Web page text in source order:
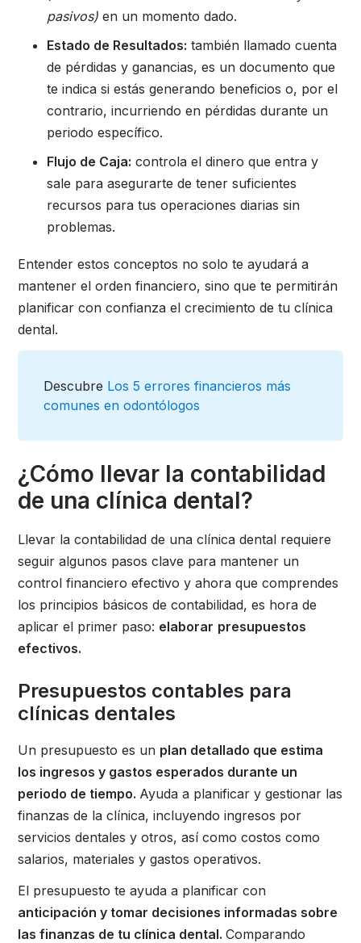
pasivos) en un momento dado.
Estado de Resultados: también llamado cuenta
de pérdidas y ganancias, es un documento que
te indica si estás generando beneficios o, por el
contrario, incurriendo en pérdidas durante un
periodo específico.
Flujo de Caja: controla el dinero que entra y
sale para asegurarte de tener suficientes
recursos para tus operaciones diarias sin
problemas.
Entender estos conceptos no solo te ayudará a
mantener el orden financiero, sino que te permitirán
planificar con confianza el crecimiento de tu clínica
dental.
Descubre Los 5 errores financieros más
comunes en odontólogos
¿Cómo llevar la contabilidad
de una clínica dental?
Llevar la contabilidad de una clínica dental requiere
seguir algunos pasos clave para mantener un
control financiero efectivo y ahora que comprendes
los principios básicos de contabilidad, es hora de
aplicar el primer paso: elaborar presupuestos
efectivos.
Presupuestos contables para
clínicas dentales
Un presupuesto es un plan detallado que estima
los ingresos y gastos esperados durante un
periodo de tiempo. Ayuda a planificar y gestionar las
finanzas de la clínica, incluyendo ingresos por
servicios dentales y otros, así como costos como
salarios, materiales y gastos operativos.
El presupuesto te ayuda a planificar con
anticipación y tomar decisiones informadas sobre
las finanzas de tu clínica dental.Comparando